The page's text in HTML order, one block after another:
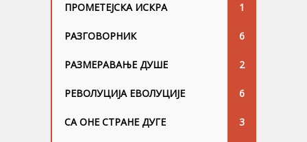
ПРОМЕТЕЈСКА ИСКРА 1
РАЗГОВОРНИК 6
РАЗМЕРАВАЊЕ ДУШЕ 2
РЕВОЛУЦИЈА ЕВОЛУЦИЈЕ 6
СА ОНЕ СТРАНЕ ДУГЕ 3